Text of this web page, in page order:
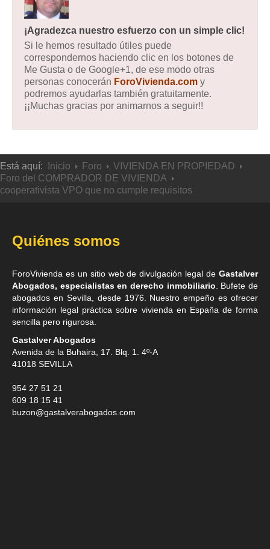
¡Agradezca nuestro esfuerzo con un simple clic!
Si le hemos resultado útiles puede
correspondernos haciendo clic en los botones de
Me Gusta o de Google+1, de ese modo otras
personas conocerán ForoVivienda.com y
podremos ayudarlas también gratuitamente.
¡¡Muchas gracias por animarnos a seguir!!
Está aquí: Inicio Foro
VIVIENDA EN PROPIEDAD
Foro del COMPRADOR DE VIVIENDA
cooperativista VPO que no cumple requisitos
Quiénes somos
ForoVivienda es un sitio web de divulgación legal de Gastalver
Abogados, especialistas en derecho inmobiliario . Bufete de
abogados en Sevilla , desde 1976. Nuestro empeño es ofrecer
información legal práctica sobre vivienda en España de forma
sencilla pero rigurosa.
Gastalver Abogados
Avenida de la Buhaira, 17. Blq. 1. 4º-A
41018 SEVILLA
954 27 51 21
609 18 15 41
buzon@gastalverabogados.com